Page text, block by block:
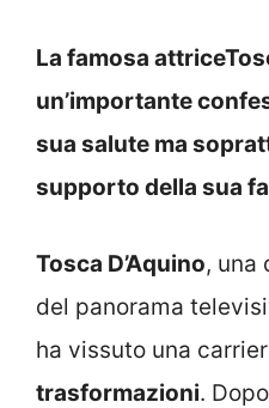
La famosa
un’importante
sua salute ma
supporto della sua
Tosca D’Aquino, una
del panorama
ha vissuto una
trasformazioni.